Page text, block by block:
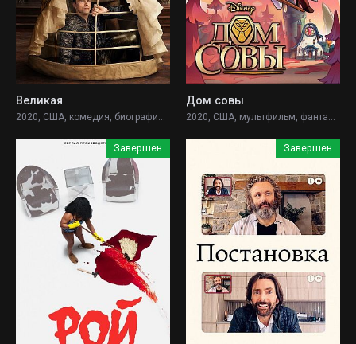
Великая
2020, США, комедия, биография, история,
Дом совы
2020, США, мультфильм, фантастика, фэнтези, комедия, приключения, семейный,
Завершен Завершен